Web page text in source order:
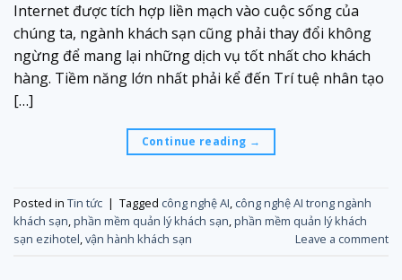
Internet được tích hợp liền mạch vào cuộc sống của
chúng ta, ngành khách sạn cũng phải thay đổi không
ngừng để mang lại những dịch vụ tốt nhất cho khách
hàng. Tiềm năng lớn nhất phải kể đến Trí tuệ nhân tạo
[…]
Continue reading →
Posted in Tin tức | Tagged công nghệ AI, công nghệ AI trong ngành
khách sạn,phần mềm quản lý khách sạn,phần mềm quản lý khách
sạn ezihotel,vận hành khách sạn Leave a comment